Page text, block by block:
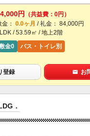
円
（共益費：0円）
金： 0.0ヶ月 / 礼金： 84,000円
/ 53.59㎡ / 地上2階
金0
バス・トイレ別
登録 お
．